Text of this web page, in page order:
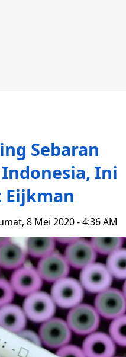
Sebaran
Ini
Eijkman
8 Mei 2020 - 4:36 AM